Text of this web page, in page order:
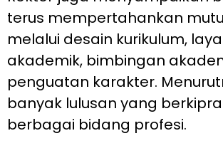
terus mempertahankan
melalui desain kurikulum,
akademik, bimbingan
penguatan karakter.
banyak lulusan yang
berbagai bidang profesi.